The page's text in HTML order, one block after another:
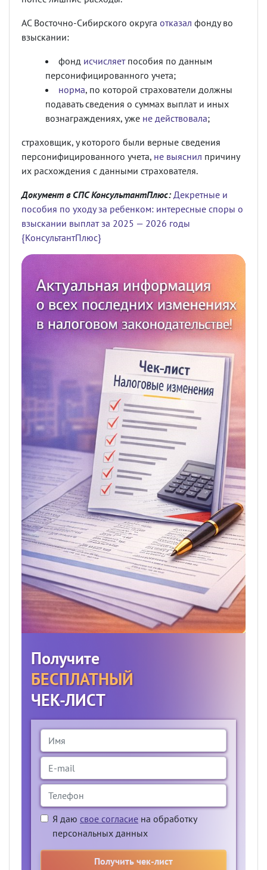
АС Восточно-Сибирского округа отказал фонду во
взыскании:
фонд исчисляетпособия по данным
персонифицированного учета;
норма, по которой страхователи должны
подавать сведения о суммах выплат и иных
вознаграждениях, уже не действовала;
страховщик, у которого были верные сведения
персонифицированного учета, не выяснил причину
их расхождения с данными страхователя.
Документ в СПС КонсультантПлюс: Декретные и
пособия по уходу за ребенком: интересные споры о
взыскании выплат за 2025 — 2026 годы
{КонсультантПлюс}
Получите
БЕСПЛАТНЫЙ
ЧЕК-ЛИСТ
Я даю свое согласие на обработку
персональных данных